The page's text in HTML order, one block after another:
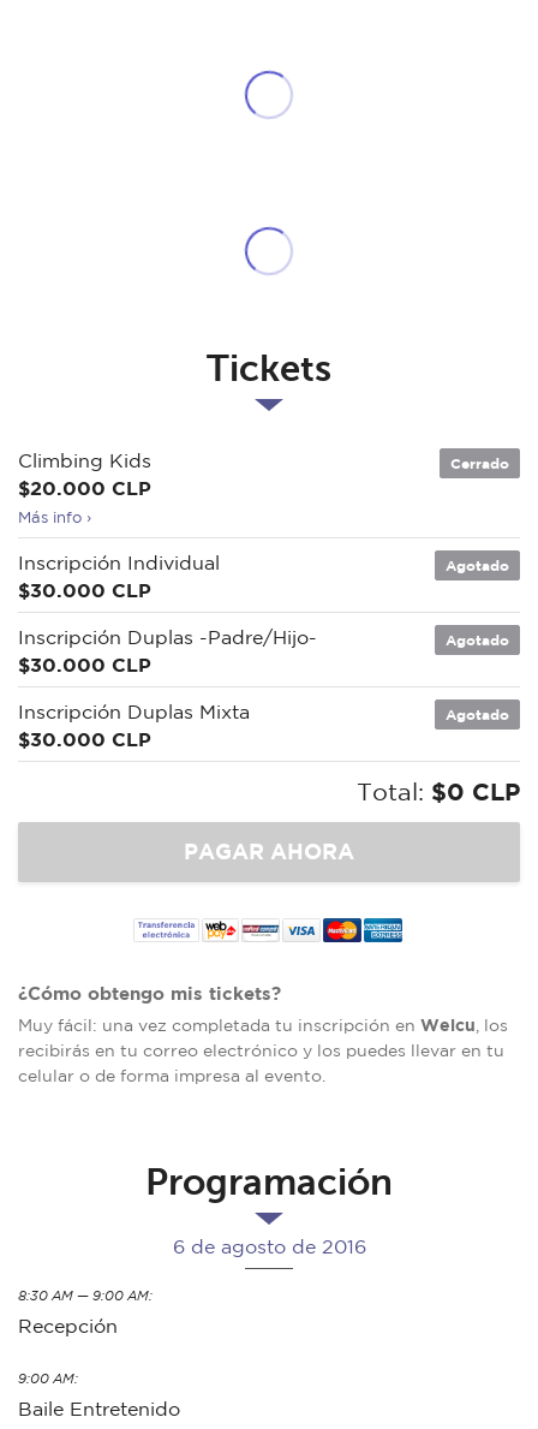
Tickets
Climbing Kids
$20.000 CLP
Más info ›
Cerrado
Inscripción Individual
$30.000 CLP
Agotado
Inscripción Duplas -Padre/Hijo-
$30.000 CLP
Agotado
Inscripción Duplas Mixta
$30.000 CLP
Agotado
Total: $0 CLP
¿Cómo obtengo mis tickets?
Muy fácil: una vez completada tu inscripción en Welcu , los
recibirás en tu correo electrónico y los puedes llevar en tu
celular o de forma impresa al evento.
Programación
6 de agosto de 2016
8:30 AM — 9:00 AM:
Recepción
9:00 AM:
Baile Entretenido